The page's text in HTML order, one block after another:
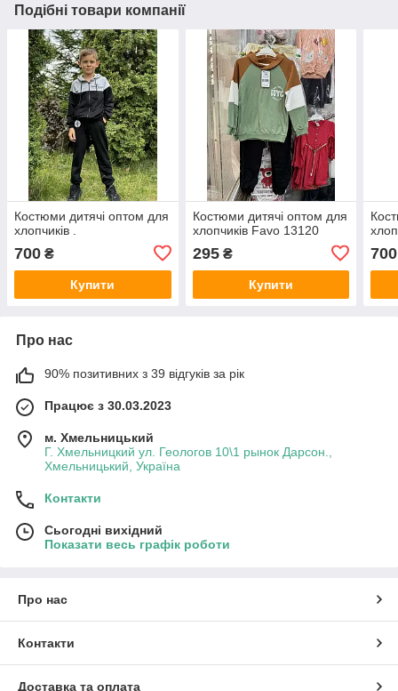
Подібні товари компанії
Костюми дитячі оптом для
хлопчиків .
700 ₴
Купити
Костюми дитячі оптом для
хлопчиків Favo 13120
295₴
Купити
700
Про нас
90% позитивних з 39 відгуків за рік
Працює з 30.03.2023
м. Хмельницький
Г. Хмельницкий ул. Геологов 10\1 рынок Дарсон.,
Хмельницький, Україна
Контакти
Сьогодні вихідний
Показати весь графік роботи
Про нас
Контакти
Доставка та оплата